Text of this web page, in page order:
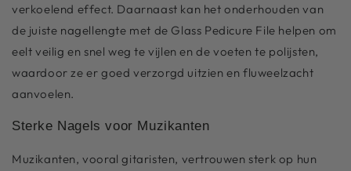
verkoelend effect. Daarnaast kan het onderhouden van
de juiste nagellengte met de Glass Pedicure File helpen om
eelt veilig en snel weg te vijlen en de voeten te polijsten,
waardoor ze er goed verzorgd uitzien en fluweelzacht
aanvoelen.
Sterke Nagels voor Muzikanten
Muzikanten, vooral gitaristen, vertrouwen sterk op hun